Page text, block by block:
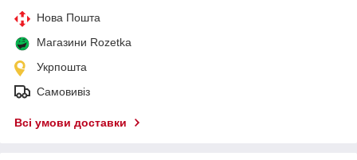
Нова Пошта
Магазини Rozetka
Укрпошта
Самовивіз
Всі умови доставки